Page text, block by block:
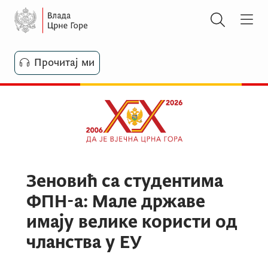
Прочитај ми
Зеновић са студентима
ФПН-а: Мале државе
имају велике користи од
чланства у ЕУ